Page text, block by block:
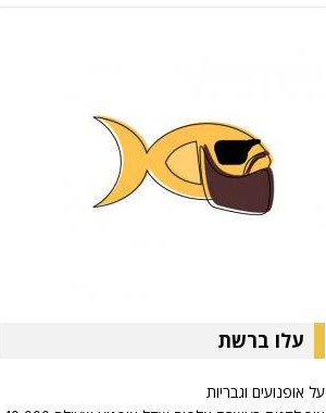
עלו ברשת
על אופנועים וגבריות